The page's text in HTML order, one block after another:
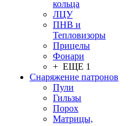
кольца
ЛЦУ
ПНВ и
Тепловизоры
Прицелы
Фонари
+ ЕЩЕ 1
Снаряжение патронов
Пули
Гильзы
Порох
Матрицы,